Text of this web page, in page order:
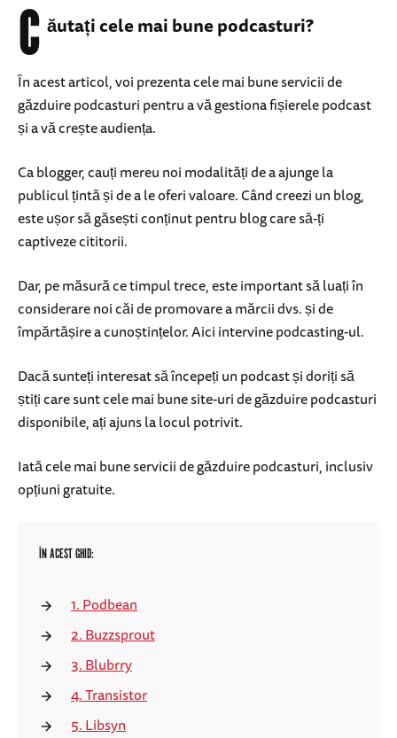
C ăutați cele mai bune podcasturi?
În acest articol, voi prezenta cele mai bune servicii de
găzduire podcasturi pentru a vă gestiona fișierele podcast
și a vă crește audiența.
Ca blogger, cauți mereu noi modalități de a ajunge la
publicul țintă și de a le oferi valoare. Când creezi un blog,
este ușor să găsești conținut pentru blog care să-ți
captiveze cititorii.
Dar, pe măsură ce timpul trece, este important să luați în
considerare noi căi de promovare a mărcii dvs. și de
împărtășire a cunoștințelor. Aici intervine podcasting-ul.
Dacă sunteți interesat să începeți un podcast și doriți să
știți care sunt cele mai bune site-uri de găzduire podcasturi
disponibile, ați ajuns la locul potrivit.
Iată cele mai bune servicii de găzduire podcasturi, inclusiv
opțiuni gratuite.
ÎN ACEST GHID:
1. Podbean
2. Buzzsprout
3. Blubrry
4. Transistor
5. Libsyn